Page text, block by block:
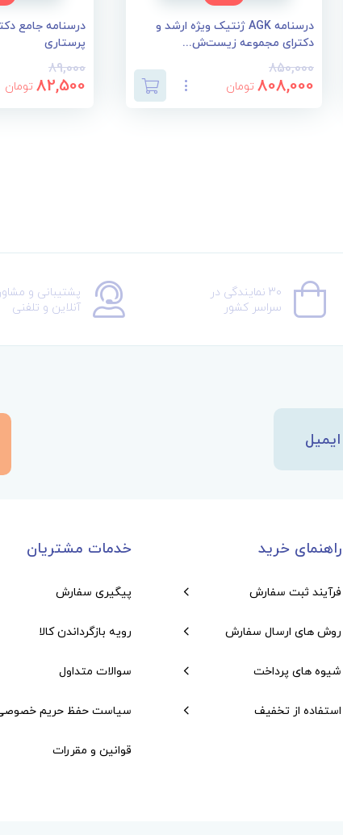
درسنامه AGK ژنتیک ویژه ارشد و
دکترای مجموعه زیست‌ش...
850,000
808,000 تومان
درسنامه جامع
پرستاری
89,000
82,500 تومان
30 نمایندگی در
سراسر کشور
پشتیبانی و
آنلاین و تلفنی
راهنمای خرید
فرآیند ثبت سفارش
روش های ارسال سفارش
شیوه های پرداخت
استفاده از تخفیف
خدمات مشتریان
پیگیری سفارش
رویه بازگرداندن کالا
سوالات متداول
سیاست حفظ حریم
قوانین و مقررات